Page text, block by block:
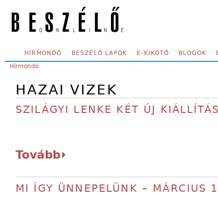
SECONDARY MENU
HÍRMONDÓ BESZÉLŐ LAPOK E-KIKÖTŐ BLOGOK
YOU ARE HERE:
Hírmondó
HAZAI VIZEK
SZILÁGYI LENKE KÉT ÚJ
Tovább
MI ÍGY ÜNNEPELÜNK – MÁRCIUS